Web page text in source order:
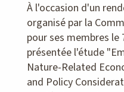
À l'occasion d'un
organisé par la
pour ses membres le
présentée l'étude
Nature-Related
and Policy